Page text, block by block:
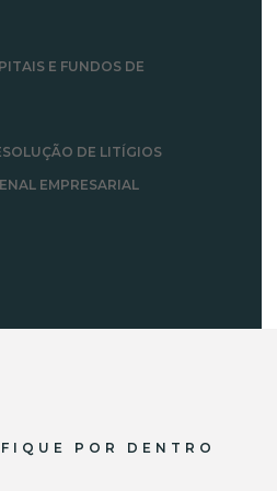
E FUNDOS DE
DE LITÍGIOS
EMPRESARIAL
POR DENTRO